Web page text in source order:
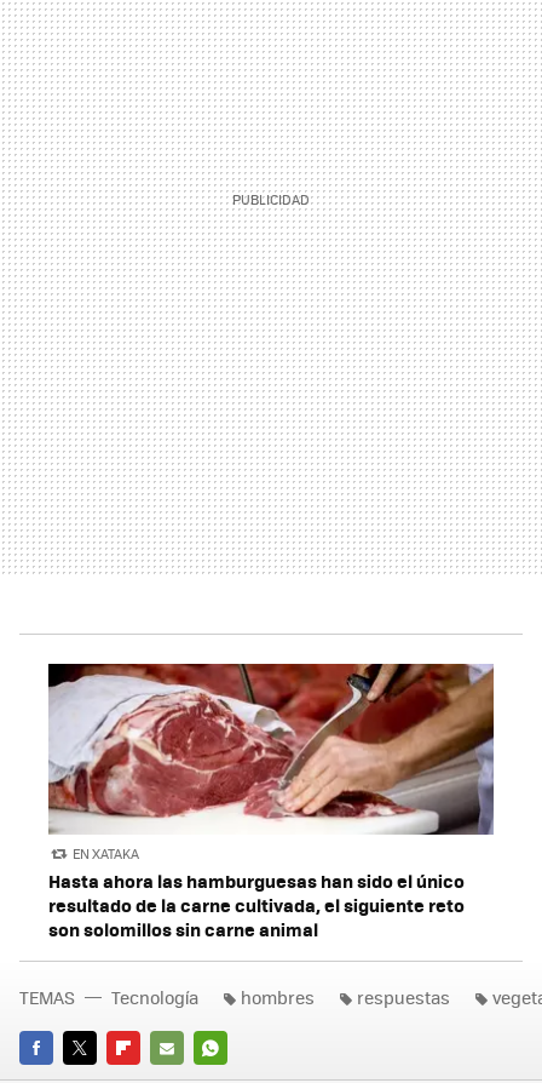
EN XATAKA
Hasta ahora las hamburguesas han sido el único
resultado de la carne cultivada, el siguiente reto
son solomillos sin carne animal
TEMAS Tecnología hombres respuestas